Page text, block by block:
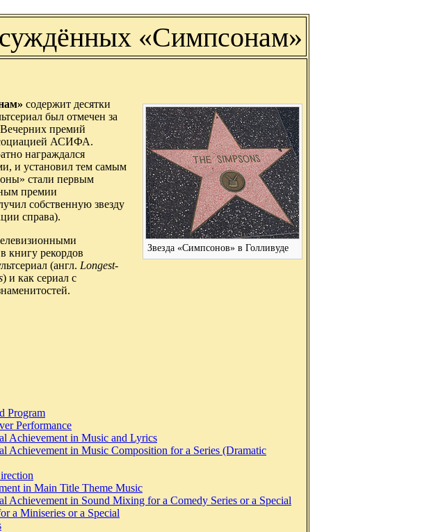
«Симпсонам»
Звезда «Симпсонов» в Голливуде
содержит десятки
был отмечен за
Вечерних премий
АСИФА.
награждался
и установил тем самым
стали первым
премии
собственную звезду
справа).
книгу рекордов
(англ. Longest-
) и как сериал с
Program
Performance
Achievement in Music and Lyrics
Achievement in Music Composition for a Series (Dramatic
in Main Title Theme Music
Achievement in Sound Mixing for a Comedy Series or a Special
a Miniseries or a Special